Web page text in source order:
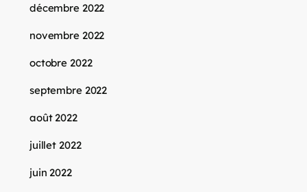
décembre 2022
novembre 2022
octobre 2022
septembre 2022
août 2022
juillet 2022
juin 2022